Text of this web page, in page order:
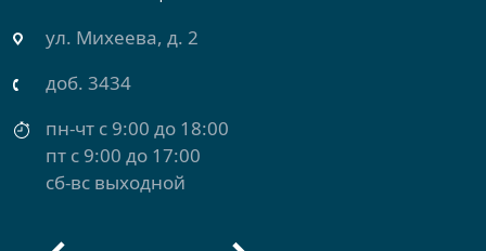
ул. Михеева, д. 2
доб. 3434
пн-чт с 9:00 до 18:00
пт с 9:00 до 17:00
сб-вс выходной